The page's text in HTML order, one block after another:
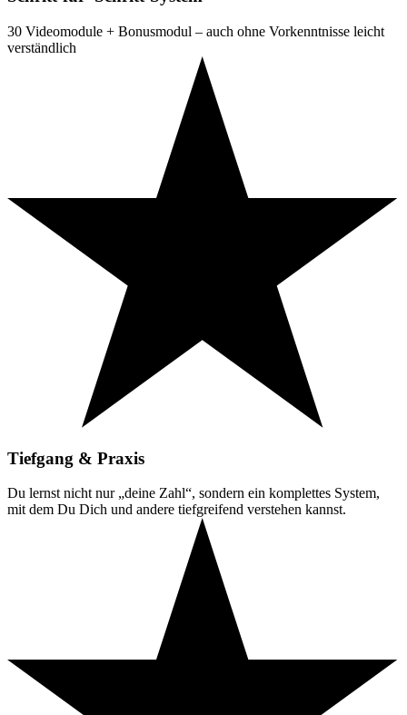
30 Videomodule + Bonusmodul – auch ohne Vorkenntnisse leicht
verständlich
Tiefgang & Praxis
Du lernst nicht nur „deine Zahl“, sondern ein komplettes System,
mit dem Du Dich und andere tiefgreifend verstehen kannst.